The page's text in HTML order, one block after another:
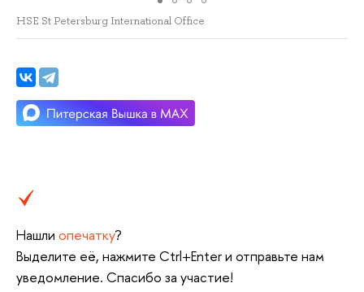
HSE St Petersburg International Office
Нашли опечатку?
Выделите её, нажмите Ctrl+Enter и отправьте нам
уведомление. Спасибо за участие!